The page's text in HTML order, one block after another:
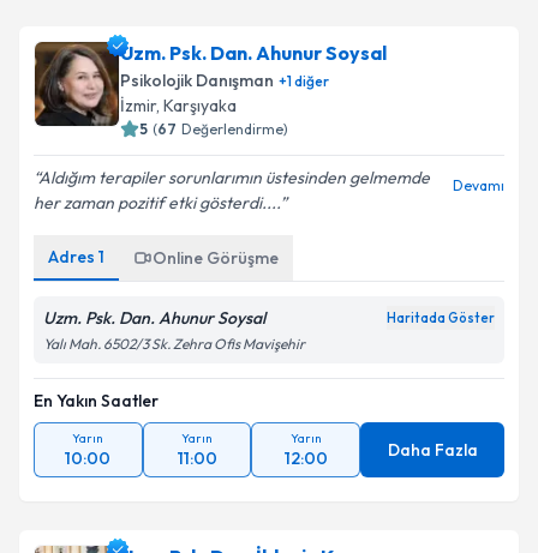
Uzm. Psk. Dan. Ahunur Soysal
Psikolojik Danışman +1diğer
İzmir, Karşıyaka
5 (67 Değerlendirme)
Aldığım terapiler sorunlarımın üstesinden gelmemde
her zaman pozitif etki gösterdi....
Devamı
Adres 1 Online Görüşme
Uzm. Psk. Dan. Ahunur Soysal Haritada Göster
Yalı Mah. 6502/3 Sk. Zehra Ofis Mavişehir
En Yakın Saatler
Yarın
10:00
Yarın
11:00
Yarın
12:00 Daha Fazla